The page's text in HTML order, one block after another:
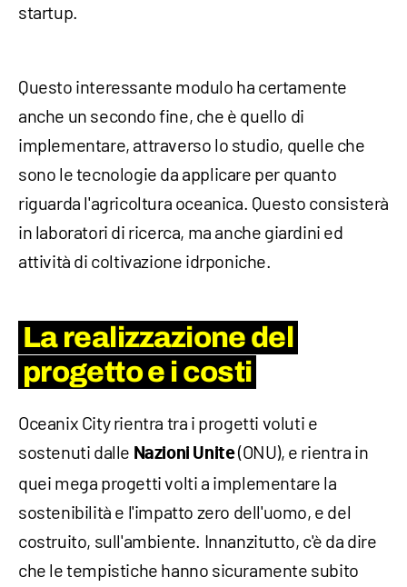
startup.
Questo interessante modulo ha certamente
anche un secondo fine, che è quello di
implementare, attraverso lo studio, quelle che
sono le tecnologie da applicare per quanto
riguarda l'agricoltura oceanica. Questo consisterà
in laboratori di ricerca, ma anche giardini ed
attività di coltivazione idrponiche.
La realizzazione del
progetto e i costi
Oceanix City rientra tra i progetti voluti e
sostenuti dalle Nazioni Unite(ONU), e rientra in
quei mega progetti volti a implementare la
sostenibilità e l'impatto zero dell'uomo, e del
costruito, sull'ambiente. Innanzitutto, c'è da dire
che le tempistiche hanno sicuramente subito